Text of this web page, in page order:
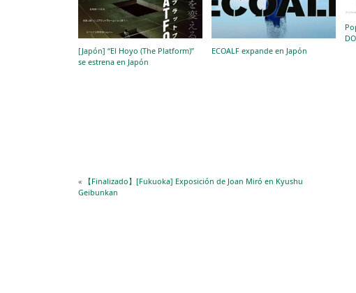
[Japón] “El Hoyo (The Platform)”
se estrena en Japón
ECOALF expande en Japón
« 【Finalizado】[Fukuoka] Exposición de Joan Miró en Kyushu
Geibunkan